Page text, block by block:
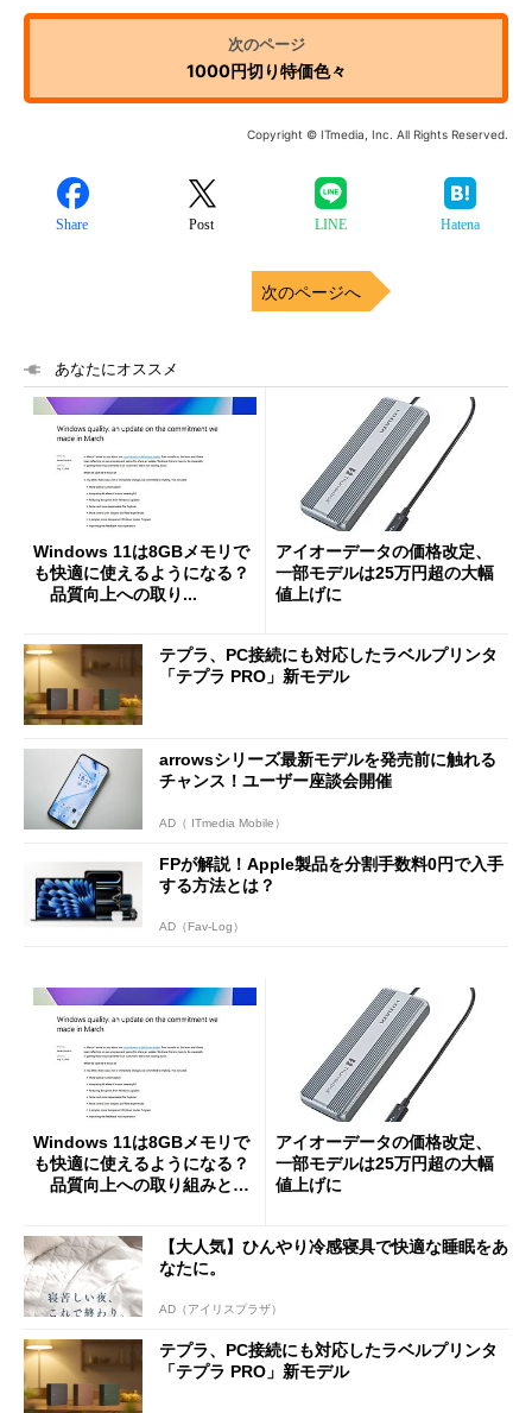
1000円切り特価色々
Copyright © ITmedia, Inc. All Rights Reserved.
Share Post LINE Hatena
次のページへ
あなたにオススメ
Windows 11は8GBメモリで
も快適に使えるようになる？
品質向上への取り...
アイオーデータの価格改定、
一部モデルは25万円超の大幅
値上げに
テプラ、PC接続にも対応したラベルプリンタ
「テプラ PRO」新モデル
arrowsシリーズ最新モデルを発売前に触れる
チャンス！ユーザー座談会開催
AD（ ITmedia Mobile）
FPが解説！Apple製品を分割手数料0円で入手
する方法とは？
AD（Fav-Log）
Windows 11は8GBメモリで
も快適に使えるようになる？
品質向上への取り組みと
アイオーデータの価格改定、
一部モデルは25万円超の大幅
値上げに
【大人気】ひんやり冷感寝具で快適な睡眠をあ
なたに。
AD（アイリスプラザ）
テプラ、PC接続にも対応したラベルプリンタ
「テプラ PRO」新モデル